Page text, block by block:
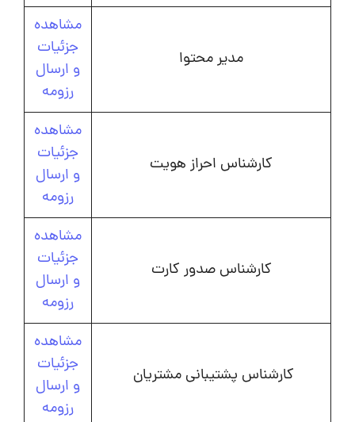
مدیر محتوا
مشاهده
جزئیات
و ارسال
رزومه
کارشناس احراز هویت
مشاهده
جزئیات
و ارسال
رزومه
کارشناس صدور کارت
مشاهده
جزئیات
و ارسال
رزومه
کارشناس پشتیبانی مشتریان
مشاهده
جزئیات
و ارسال
رزومه